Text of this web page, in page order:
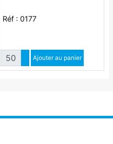
Réf : 0177
QuantitéAugmenter quantité
Diminuer quantité
Ajouter au panier